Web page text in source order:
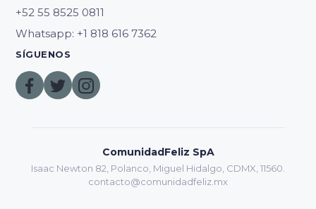
Whatsapp: +1 818 616 7362
SÍGUENOS
ComunidadFeliz SpA
Isaac Newton 82, Polanco, Miguel Hidalgo, CDMX, 11560.
contacto@comunidadfeliz.mx